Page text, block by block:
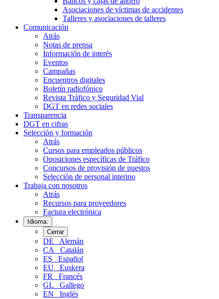
Asociaciones de víctimas de accidentes
Talleres y asociaciones de talleres
Comunicación
Atrás
Notas de prensa
Información de interés
Eventos
Campañas
Encuentros digitales
Boletín radiofónico
Revista Tráfico y Seguridad Vial
DGT en redes sociales
Transparencia
DGT en cifras
Selección y formación
Atrás
Cursos para empleados públicos
Oposiciones específicas de Tráfico
Concursos de provisión de puestos
Selección de personal interino
Trabaja con nosotros
Atrás
Recursos para proveedores
Factura electrónica
Idioma:
Cerrar
DE
Alemán
CA
Catalán
ES
Español
EU
Euskera
FR
Francés
GL
Gallego
EN
Inglés